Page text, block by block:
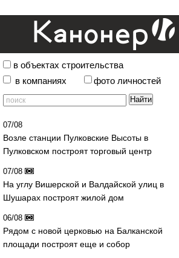
в объектах строительства
в компаниях
фото личностей
07/08
Возле станции Пулковские Высоты в
Пулковском построят торговый центр
07/08
На углу Вишерской и Валдайской улиц в
Шушарах построят жилой дом
06/08
Рядом с новой церковью на Балканской
площади построят еще и собор